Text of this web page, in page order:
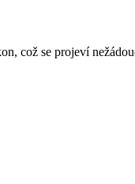
což se projeví